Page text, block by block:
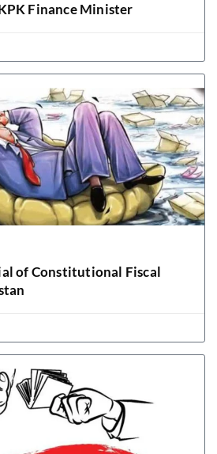
Finance Minister
of Constitutional Fiscal